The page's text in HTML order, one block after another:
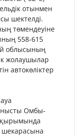
отынмен
шектелді.
төмендеуіне
558-615
облысының
жолаушылар
автокөліктер
Омбы-